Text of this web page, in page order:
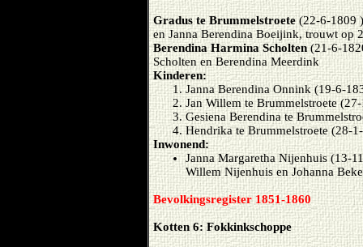
Gradus te Brummelstroete(22-6-1809
en Janna Berendina Boeijink, trouwt op
Berendina Harmina Scholten(21-6-
Scholten en Berendina Meerdink
Kinderen:
Janna Berendina Onnink (19-6-
Jan Willem te Brummelstroete
Gesiena Berendina te
Hendrika te Brummelstroete (28-
Inwonend:
Janna Margaretha Nijenhuis (13-
Willem Nijenhuis en Johanna
Bevolkingsregister 1851-1860
Kotten 6: Fokkinkschoppe